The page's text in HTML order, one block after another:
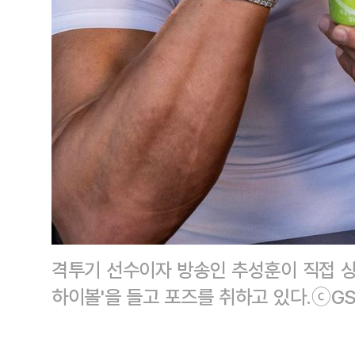
격투기 선수이자 방송인 추성훈이 직접
하이볼'을 들고 포즈를 취하고 있다